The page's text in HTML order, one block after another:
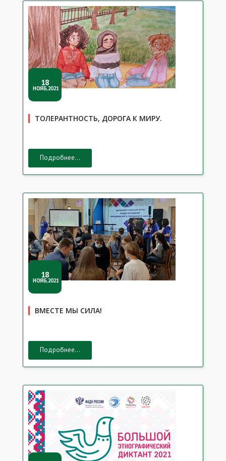
18
НОЯБ,2021
ТОЛЕРАНТНОСТЬ, ДОРОГА К МИРУ.
Подробнее...
18
НОЯБ,2021
ВМЕСТЕ МЫ СИЛА!
Подробнее...